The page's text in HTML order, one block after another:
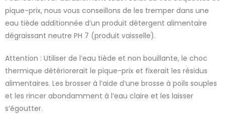
pique-prix, nous vous conseillons de les tremper dans une
eau tiède additionnée d’un produit détergent alimentaire
dégraissant neutre PH 7 (produit vaisselle).
Attention : Utiliser de l’eau tiède et non bouillante, le choc
thermique détériorerait le pique-prix et fixerait les résidus
alimentaires. Les brosser à l’aide d’une brosse à poils souples
et les rincer abondamment à l’eau claire et les laisser
s’égoutter.